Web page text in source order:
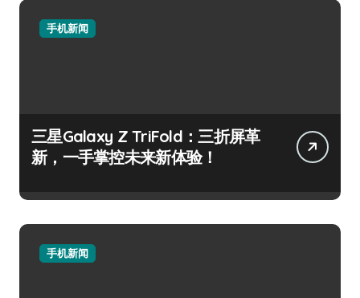
手机新闻
三星Galaxy Z TriFold：三折屏革
新，一手掌控未来新体验！
手机新闻